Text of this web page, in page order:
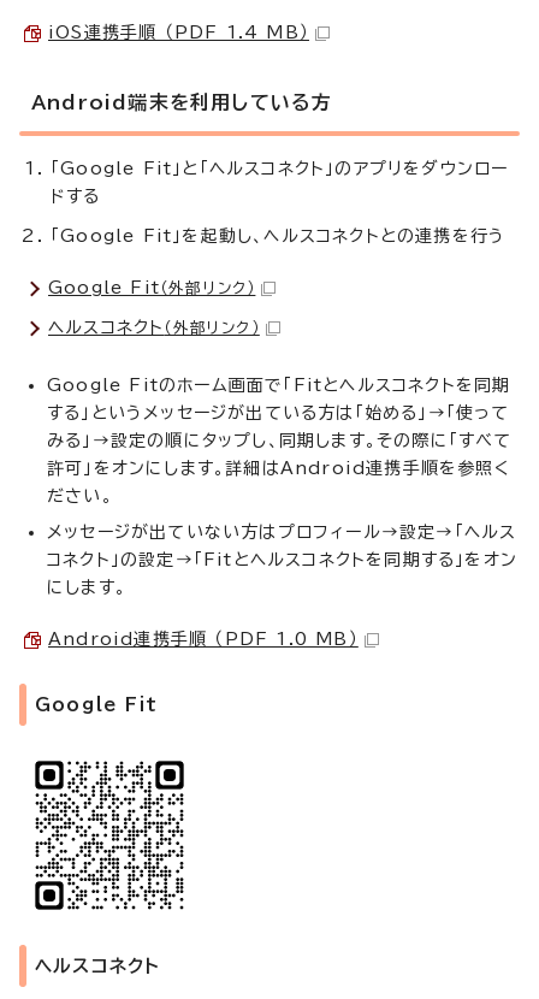
iOS連携手順 （PDF 1.4 MB）
Android端末を利用している方
「Google Fit」と「ヘルスコネクト」のアプリをダウンロー
ドする
「Google Fit」を起動し、ヘルスコネクトとの連携を行う
Google Fit （外部リンク）
ヘルスコネクト （外部リンク）
Google Fitのホーム画面で「Fitとヘルスコネクトを同期
する」というメッセージが出ている方は「始める」→「使って
みる」→設定の順にタップし、同期します。その際に「すべて
許可」をオンにします。詳細はAndroid連携手順を参照く
ださい。
メッセージが出ていない方はプロフィール→設定→「ヘルス
コネクト」の設定→「Fitとヘルスコネクトを同期する」をオン
にします。
Android連携手順 （PDF 1.0 MB）
Google Fit
ヘルスコネクト